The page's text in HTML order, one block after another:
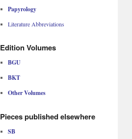
Papyrology
Literature Abbreviations
Edition Volumes
BGU
BKT
Other Volumes
Pieces published elsewhere
SB